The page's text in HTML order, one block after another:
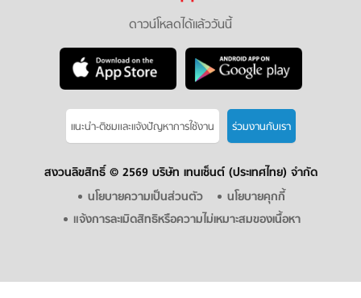
ดาวน์โหลดได้แล้ววันนี้
แนะนำ-ติชมเเละแจ้งปัญหาการใช้งาน ร่วมงานกับเรา
สงวนลิขสิทธิ์ © 2569 บริษัท เทนเซ็นต์ (ประเทศไทย) จำกัด
นโยบายความเป็นส่วนตัว
นโยบายคุกกี้
แจ้งการละเมิดสิทธิหรือความไม่เหมาะสมของเนื้อหา